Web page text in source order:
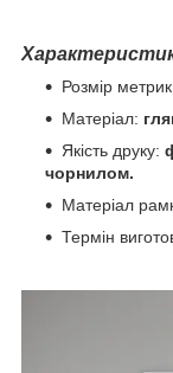
Розмір
Матеріал:
Якість друку:
чорнилом.
Матеріал
Термін